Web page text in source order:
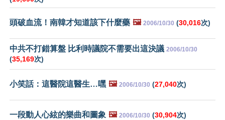
頭破血流！南韓才知道該下什麼藥 🖼️ 2006/10/30 (30,016次)
中共不打錯算盤 比利時議院不需要出這決議 2006/10/30
(35,169次)
小笑話：這醫院這醫生…嘿 🖼️ 2006/10/30 (27,040次)
一段動人心絃的樂曲和圖象 🖼️ 2006/10/30 (30,904次)